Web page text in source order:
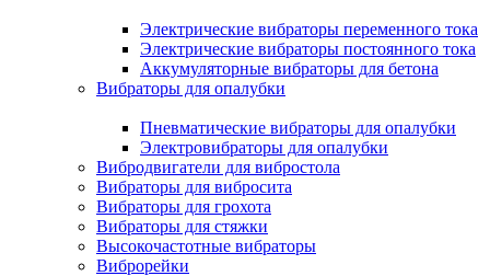
Электрические вибраторы переменного тока
Электрические вибраторы постоянного тока
Аккумуляторные вибраторы для бетона
Вибраторы для опалубки
Пневматические вибраторы для опалубки
Электровибраторы для опалубки
Вибродвигатели для вибростола
Вибраторы для вибросита
Вибраторы для грохота
Вибраторы для стяжки
Высокочастотные вибраторы
Виброрейки